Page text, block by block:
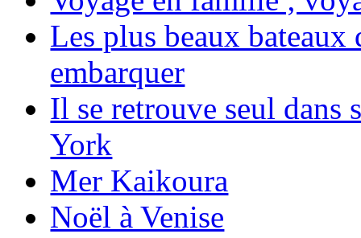
Les plus beaux bateaux
embarquer
Il se retrouve seul dans
York
Mer Kaikoura
Noël à Venise